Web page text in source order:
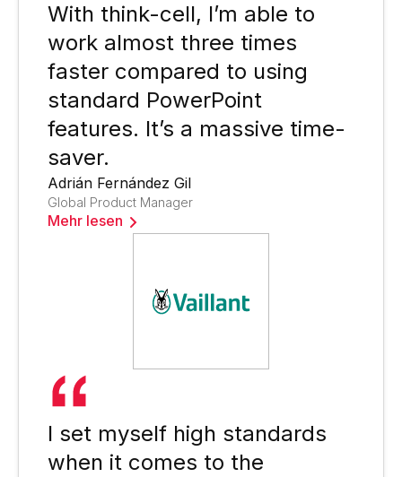
With think-cell, I’m able to
work almost three times
faster compared to using
standard PowerPoint
features. It’s a massive time-
saver.
Adrián Fernández Gil
Global Product Manager
Mehr lesen
I set myself high standards
when it comes to the